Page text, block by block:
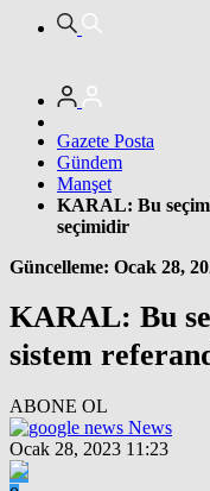
Gazete Posta
Gündem
Manşet
KARAL: Bu
seçimidir
Güncelleme: Ocak 28,
KARAL: Bu
sistem
ABONE OL
News
Ocak 28, 2023 11:23